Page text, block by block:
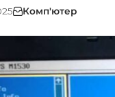
Комп'ютер